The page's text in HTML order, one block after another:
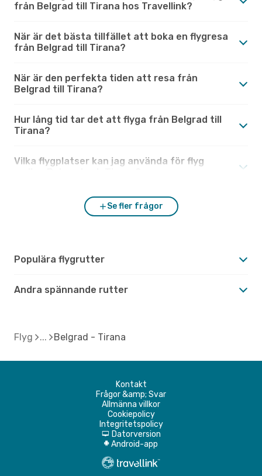
från Belgrad till Tirana hos Travellink?
När är det bästa tillfället att boka en flygresa
från Belgrad till Tirana?
När är den perfekta tiden att resa från
Belgrad till Tirana?
Hur lång tid tar det att flyga från Belgrad till
Tirana?
Vilka flygplatser kan jag använda för flyg
Se fler frågor
Populära flygrutter
Andra spännande rutter
Flyg Belgrad - Tirana
Kontakt
Frågor &amp; Svar
Allmänna villkor
Cookiepolicy
Integritetspolicy
d Datorversion
A Android-app